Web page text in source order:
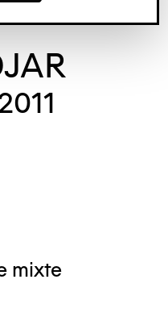
mixte